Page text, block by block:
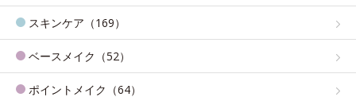
スキンケア（169）
ベースメイク（52）
ポイントメイク（64）